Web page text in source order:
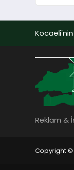
Reklam &
Copyright ©